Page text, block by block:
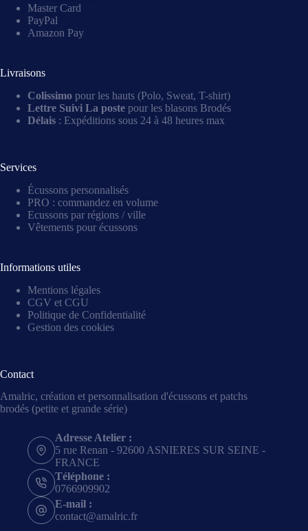
Master Card
PayPal
Amazon Pay
Livraisons
Colissimo pour les hauts (Polo, Sweat, T-shirt)
Lettre Suivi La poste pour les blasons Brodés
Délais : Expéditions sous 24 à 48 heures max
Services
Écussons personnalisés
PRO : commandez en volume
Ecussons par régions / ville
Vêtements pour écussons
Informations utiles
Mentions légales
CGV et CGU
Politique de Confidentialité
Gestion des cookies
Contact
Amalric, création et personnalisation d'écussons et patchs
brodés (petite et grande série)
Adresse Atelier :
5 rue Renan - 92600 ASNIERES SUR SEINE -
FRANCE
Téléphone :
0766909902
E-mail :
contact@amalric.fr